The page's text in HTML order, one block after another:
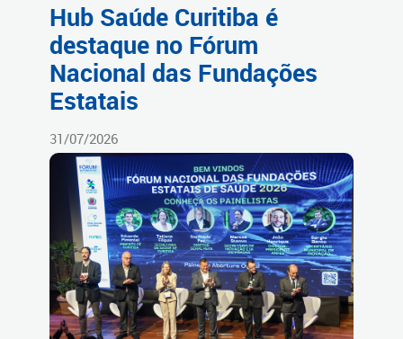
Hub Saúde Curitiba é
destaque no Fórum
Nacional das Fundações
Estatais
31/07/2026